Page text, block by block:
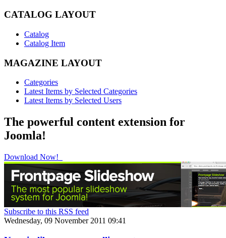
CATALOG LAYOUT
Catalog
Catalog Item
MAGAZINE LAYOUT
Categories
Latest Items by Selected Categories
Latest Items by Selected Users
The powerful content extension for
Joomla!
Download Now!
Subscribe to this RSS feed
Wednesday, 09 November 2011 09:41